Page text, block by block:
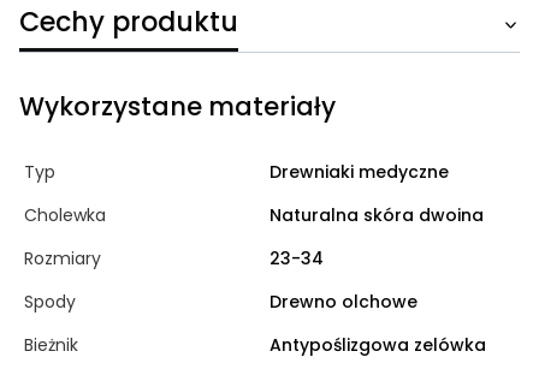
Cechy produktu
Wykorzystane materiały
Typ
Drewniaki medyczne
Cholewka
Naturalna skóra dwoina
Rozmiary
23-34
Spody
Drewno olchowe
Bieżnik
Antypoślizgowa zelówka